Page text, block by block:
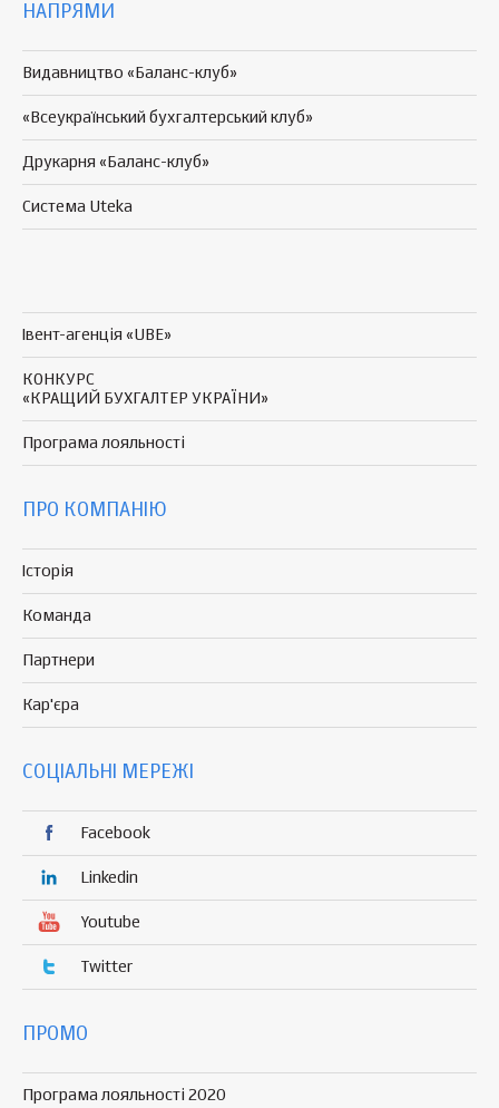
НАПРЯМИ
Видавництво «Баланс-клуб»
«Всеукраїнський бухгалтерський клуб»
Друкарня «Баланс-клуб»
Система Uteka
Івент-агенція «UBE»
КОНКУРС
«КРАЩИЙ БУХГАЛТЕР УКРАЇНИ»
Програма лояльності
ПРО КОМПАНІЮ
Історія
Команда
Партнери
Кар'єра
СОЦІАЛЬНІ МЕРЕЖІ
Facebook
Linkedin
Youtube
Twitter
ПРОМО
Програма лояльності 2020